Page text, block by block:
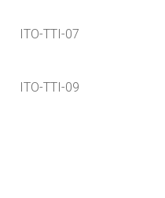
ITO-TTI-07
ITO-TTI-09